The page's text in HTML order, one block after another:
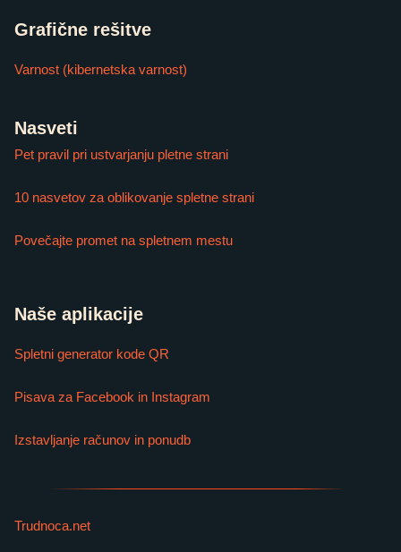
Grafične rešitve
Varnost (kibernetska varnost)
Nasveti
Pet pravil pri ustvarjanju pletne strani
10 nasvetov za oblikovanje spletne strani
Povečajte promet na spletnem mestu
Naše aplikacije
Spletni generator kode QR
Pisava za Facebook in Instagram
Izstavljanje računov in ponudb
Trudnoca.net